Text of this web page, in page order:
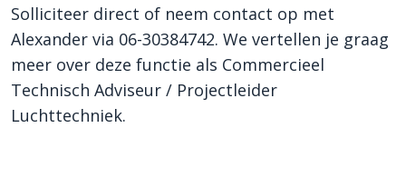
Solliciteer direct of neem contact op met
Alexander via 06-30384742. We vertellen je graag
meer over deze functie als Commercieel
Technisch Adviseur / Projectleider
Luchttechniek.